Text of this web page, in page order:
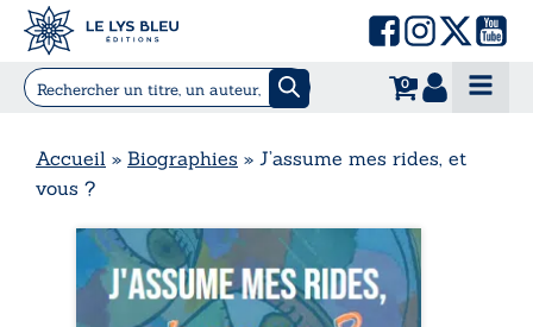
0
Accueil » Biographies » J’assume mes rides, et
vous ?